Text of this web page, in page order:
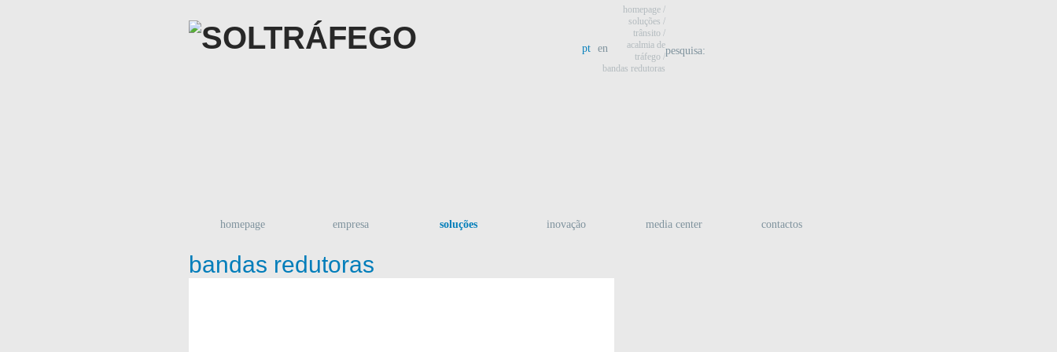
pesquisa:
pt en
homepage empresa soluções inovação media center contactos
homepage /
soluções /
trânsito /
acalmia de
tráfego /
bandas redutoras
bandas redutoras